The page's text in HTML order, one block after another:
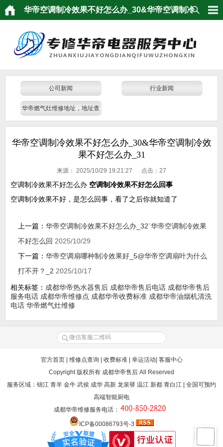
华帝空调制冷效果不好怎么办_30&华帝空调制冷
公司新闻 行业新闻
华帝燃气灶维修地址，地址查
华帝空调制冷效果不好怎么办_30&华帝空调制冷效
果不好怎么办_31
来源： 2025/10/29 19:21:27 点击： 27
空调制冷效果不好怎么办 空调制冷效果不好怎么回事
空调制冷效果不好，是怎么回事，看了之后你就知道了
上一篇： 华帝空调制冷效果不好怎么办_32`华帝空调制冷效果
不好怎么回 2025/10/29
下一篇： 华帝空调扇哪种制冷效果好_5@华帝空调扇叶为什么
打不开？_2 2025/10/17
相关标签： 成都华帝热水器售后 成都华帝售后电话 成都华帝售后
服务电话 成都华帝维修点 成都华帝收费标准 成都华帝油烟机清洗
电话 华帝燃气灶维修
官方首页| 维修点查询 收费标准| 幸运活动 客服中心
Copyright 版权所有 成都华帝售后 All Reserved
服务区域：锦江 青羊 金牛 武侯 成华 高新 龙泉驿 温江 新都 青白江 | 全国可预约
高端智能厨电
成都华帝维修服务电话 ：
ICP备00086793号-3